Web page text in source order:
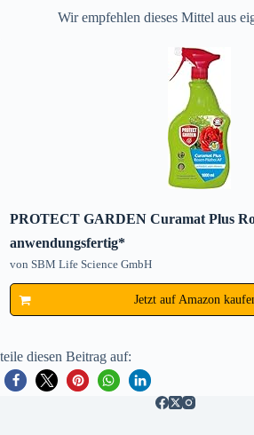
Wir empfehlen dieses Mittel aus
PROTECT GARDEN Curamat Plus
anwendungsfertig*
von SBM Life Science GmbH
Jetzt auf Amazon
teile diesen Beitrag auf: